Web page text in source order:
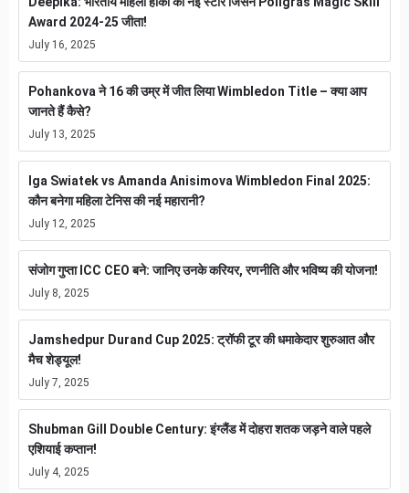
Award 2024-25 जीता!
July 16, 2025
Pohankova ने 16 की उम्र में जीत लिया Wimbledon Title – क्या आप
जानते हैं कैसे?
July 13, 2025
Iga Swiatek vs Amanda Anisimova Wimbledon Final 2025:
कौन बनेगा महिला टेनिस की नई महारानी?
July 12, 2025
संजोग गुप्ता ICC CEO बने: जानिए उनके करियर, रणनीति और भविष्य की योजना!
July 8, 2025
Jamshedpur Durand Cup 2025: ट्रॉफी टूर की धमाकेदार शुरुआत और
मैच शेड्यूल!
July 7, 2025
Shubman Gill Double Century: इंग्लैंड में दोहरा शतक जड़ने वाले पहले
एशियाई कप्तान!
July 4, 2025